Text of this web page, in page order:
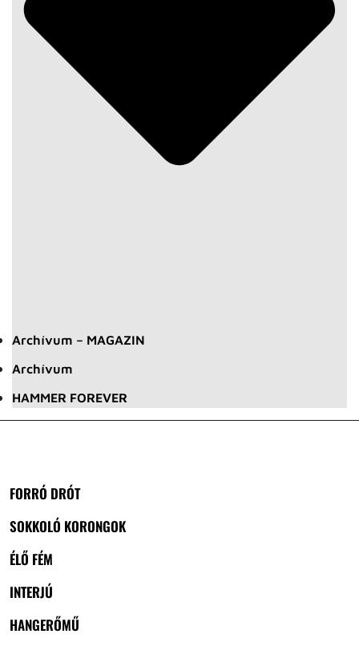
Archívum – MAGAZIN
Archívum
HAMMER FOREVER
FORRÓ DRÓT
SOKKOLÓ KORONGOK
ÉLŐ FÉM
INTERJÚ
HANGERŐMŰ